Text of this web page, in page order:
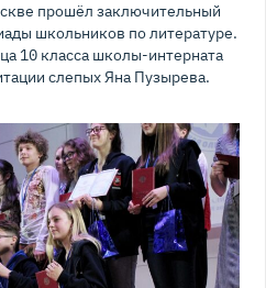
прошёл заключительный
школьников по литературе.
10 класса школы-интерната
слепых Яна Пузырева.